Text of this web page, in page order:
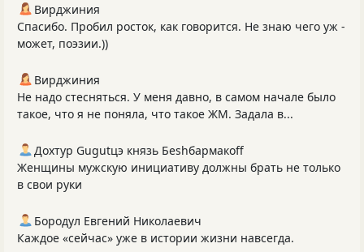
Вирджиния
Спасибо. Пробил росток, как говорится. Не знаю чего уж -
может, поэзии.))
Вирджиния
Не надо стесняться. У меня давно, в самом начале было
такое, что я не поняла, что такое ЖМ. Задала в...
Дохтур Gugutцэ князь Беshбармакоff
Женщины мужскую инициативу должны брать не только
в свои руки
Бородул Евгений Николаевич
Каждое «сейчас» уже в истории жизни навсегда.